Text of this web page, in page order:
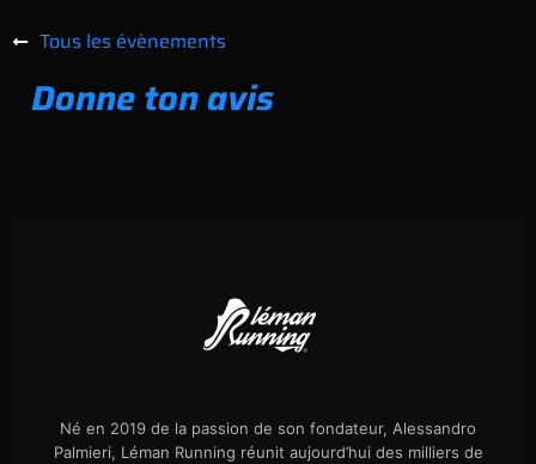
Tous les évènements
Donne ton avis
Né en 2019 de la passion de son fondateur, Alessandro
Palmieri, Léman Running réunit aujourd’hui des milliers de